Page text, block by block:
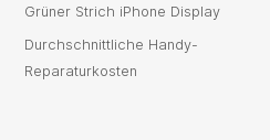
Grüner Strich iPhone Display
Durchschnittliche Handy-
Reparaturkosten